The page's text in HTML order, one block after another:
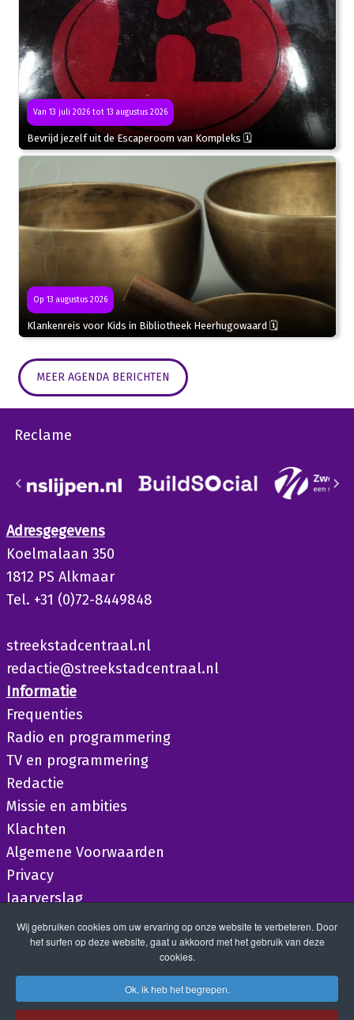
Van 13 juli 2026 tot 13 augustus 2026
Bevrijd jezelf uit de Escaperoom van Kompleks 🗓
Op 13 augustus 2026
Klankenreis voor Kids in Bibliotheek Heerhugowaard 🗓
MEER AGENDA BERICHTEN
Reclame
Adresgegevens
Koelmalaan 350
1812 PS Alkmaar
Tel. +31 (0)72-8449848
streekstadcentraal.nl
redactie@streekstadcentraal.nl
Informatie
Frequenties
Radio en programmering
TV en programmering
Redactie
Missie en ambities
Klachten
Algemene Voorwaarden
Privacy
Jaarverslag
Wij gebruiken cookies om uw ervaring op onze website te verbeteren. Door
het surfen op deze website, gaat u akkoord met het gebruik van deze
cookies.
Ok, ik heb het begrepen.